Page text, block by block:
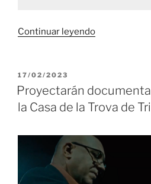
Continuar leyendo«Documental
vuelve
a
Trinidad»
PUBLICADO
EL
17/02/2023
Proyectarán
la Casa de la Trova de